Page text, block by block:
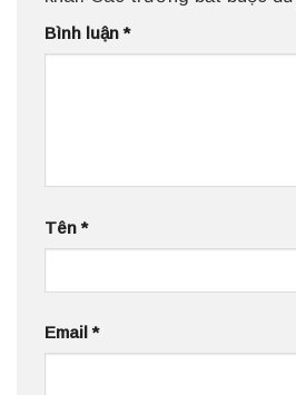
Bình luận*
Tên*
Email*